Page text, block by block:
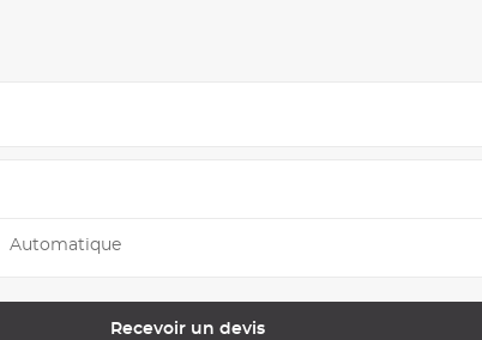
Automatique
Recevoir un devis